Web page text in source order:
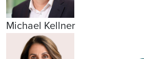
Michael Kellner